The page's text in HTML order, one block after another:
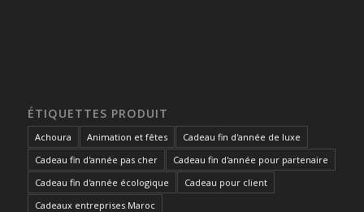
ÉTIQUETTES PRODUIT
Achoura Animation et fêtes
Cadeau fin d'année de luxe
Cadeau fin d'année pas cher
Cadeau fin d'année pour partenaire
Cadeau fin d'année écologique
Cadeau pour client
Cadeaux entreprises Maroc